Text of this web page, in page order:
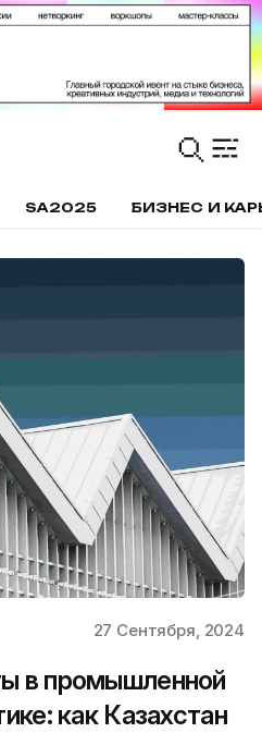
SA2025 БИЗНЕС И
27 Сентября, 2024
в промышленной
как Казахстан